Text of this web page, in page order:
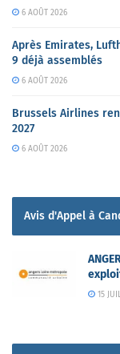
6 AOÛT 2026
Après Emirates,
9 déjà assemblés
6 AOÛT 2026
Brussels Airlines
2027
6 AOÛT 2026
Avis d'Appel à
15